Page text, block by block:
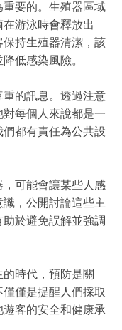
重要的。生殖器區域
游泳時會釋放出
持生殖器清潔，該
低感染風險。
的訊息。透過注意
每個人來說都是一
都有責任為公共設
可能會讓某些人感
，公開討論這些主
於避免誤解並強調
時代，預防是關
僅是提醒人們採取
客的安全和健康承